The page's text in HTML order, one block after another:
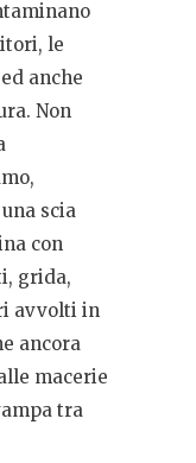
le
anche
Non
scia
con
grida,
avvolti in
ancora
macerie
tra